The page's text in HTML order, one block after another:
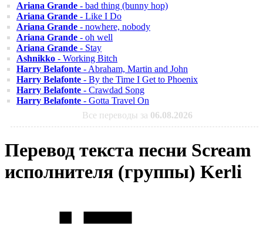
Ariana Grande - bad thing (bunny hop)
Ariana Grande - Like I Do
Ariana Grande - nowhere, nobody
Ariana Grande - oh well
Ariana Grande - Stay
Ashnikko - Working Bitch
Harry Belafonte - Abraham, Martin and John
Harry Belafonte - By the Time I Get to Phoenix
Harry Belafonte - Crawdad Song
Harry Belafonte - Gotta Travel On
Все переводы за 06.08.2026
Перевод текста песни Scream
исполнителя (группы) Kerli